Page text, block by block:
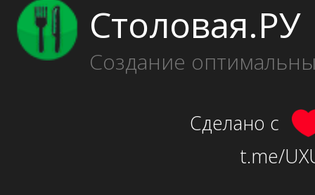
Столовая.РУ
Создание
Сделано с
t.me/